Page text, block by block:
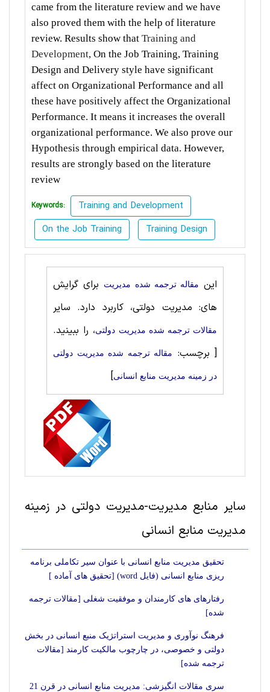
came from the literature review and we have
also proved them with the help of literature
review. Results show that Training and
Development, On the Job Training, Training
Design and Delivery style have significant
affect on Organizational Performance and all
these have positively affect the Organizational
Performance. It means it increases the overall
organizational performance. We also prove our
Hypothesis through empirical data. However,
results are strongly based on the literature
review
Keywords:
Training and Development
On the Job Training
Training Design
این مقاله ترجمه شده مديريت
برای گرایش
های: مدیریت دولتی، کاربرد دارد. سایر
مقالات ترجمه شده مدیریت دولتی، را ببینید.
[ برچسب:
مقاله ترجمه شده مدیریت دولتی
در زمینه مدیریت منابع انسانی]
سایر منابع مديريت-مدیریت دولتی در زمینه
مدیریت منابع انسانی
تحقیق مدیریت منابع انسانی با عنوان سیر تکاملی برنامه
ریزی منابع انسانی (فایل word) [تحقیق های آماده ]
رفتارهای های کارمندان و موفقیت شغلی [مقالات ترجمه
شده]
فرهنگ نوآوری و مدیریت استراتژیک منبع انسانی در بخش
دولتی و خصوصی، در چارچوب مالکیت کارمند [مقالات
ترجمه شده]
سری مقالات انگیزشی: مدیریت منابع انسانی در قرن 21